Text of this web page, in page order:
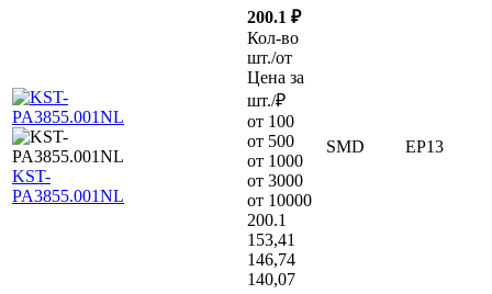
KST-
PA3855.001NL
200.1 ₽
Кол-во
шт./от
Цена за
шт./₽
от 100
от 500
от 1000
от 3000
от 10000
200.1
153,41
146,74
140,07
SMD EP13